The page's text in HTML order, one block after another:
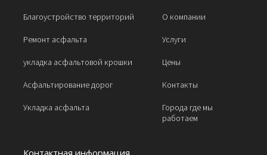
Благоустройство территорий
Ремонт асфальта
укладка асфальтовой крошки
Асфальтирование дорог
Укладка асфальта
О компании
Услуги
Цены
Контакты
Города где мы
работаем
Контактная информация